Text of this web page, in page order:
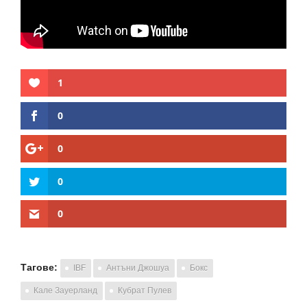
1
0
0
0
0
Тагове: IBF Антъни Джошуа Бокс
Кале Зауерланд Кубрат Пулев